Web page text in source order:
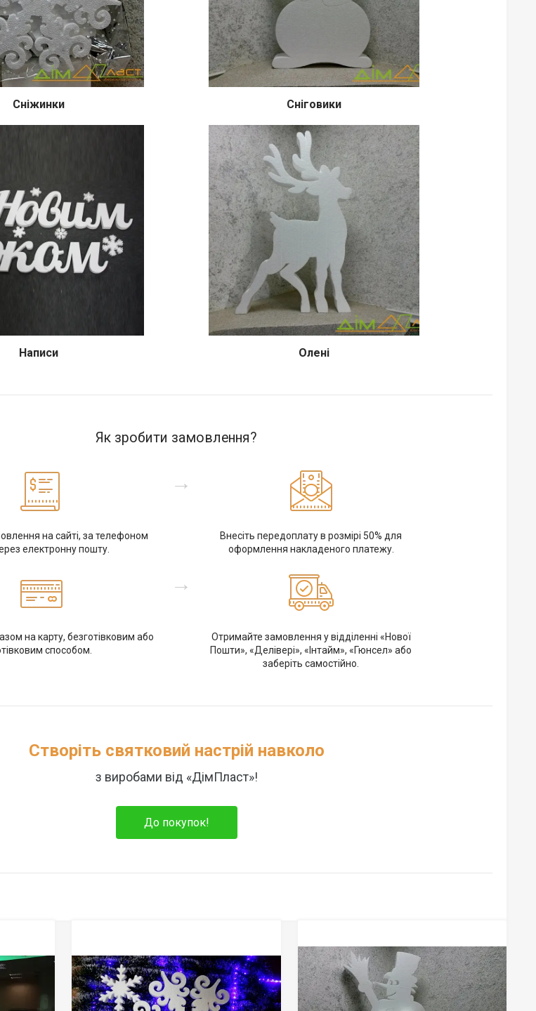
Сніжинки Сніговики
Написи Олені
Як зробити замовлення?
на сайті, за телефоном
електронну пошту.
→
Внесіть передоплату в розмірі 50% для
оформлення накладеного платежу.
на карту, безготівковим або
способом.
→
Отримайте замовлення у відділенні «Нової
Пошти», «Делівері», «Інтайм», «Гюнсел» або
заберіть самостійно.
Створіть святковий настрій навколо
з виробами від «ДімПласт»!
До покупок!